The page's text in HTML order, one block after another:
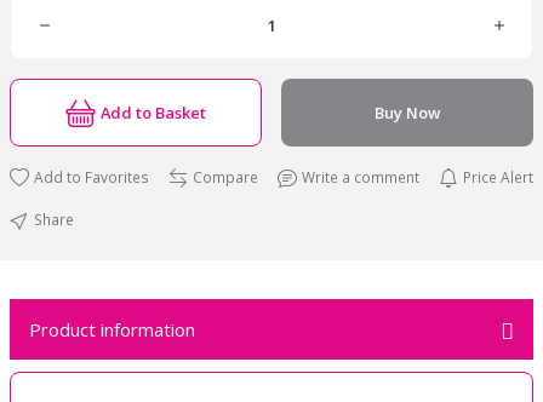
Add to Basket Buy Now
Compare Write a comment Price Alert
Share
Product information